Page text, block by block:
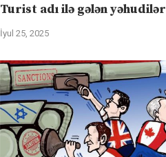
Turist adı ilə gələn yəhudilər
İyul 25, 2025